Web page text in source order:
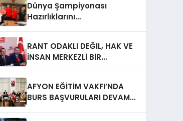
Dünya Şampiyonası
Hazırlıklarını
RANT ODAKLI DEĞIL, HAK VE
İNSAN MERKEZLi BiR
YANINDAYIZ!
AFYON EĞİTİM VAKFI’NDA
BURS BAŞVURULARI DEVAM